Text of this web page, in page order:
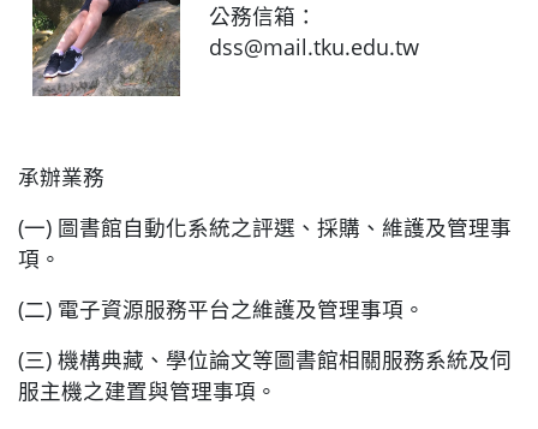
公務信箱：
dss@mail.tku.edu.tw
承辦業務
(一) 圖書館自動化系統之評選、採購、維護及管理事
項。
(二) 電子資源服務平台之維護及管理事項。
(三) 機構典藏、學位論文等圖書館相關服務系統及伺
服主機之建置與管理事項。